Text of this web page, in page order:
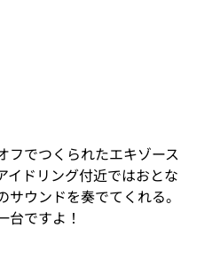
フでつくられたエキゾース
イドリング付近ではおとな
ウンドを奏でてくれる。
台ですよ！